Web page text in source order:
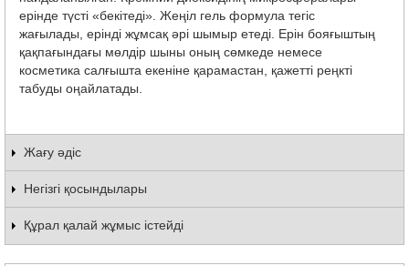
ерінде түсті «бекітеді». Жеңіл гель формула тегіс
жағылады, ерінді жұмсақ әрі шымыр етеді. Ерін бояғыштың
қақпағындағы мөлдір шыны оның сөмкеде немесе
косметика салғышта екеніне қарамастан, қажетті реңкті
табуды оңайлатады.
Жағу әдіс
Негізгі қосындылары
Құрал қалай жұмыс істейді